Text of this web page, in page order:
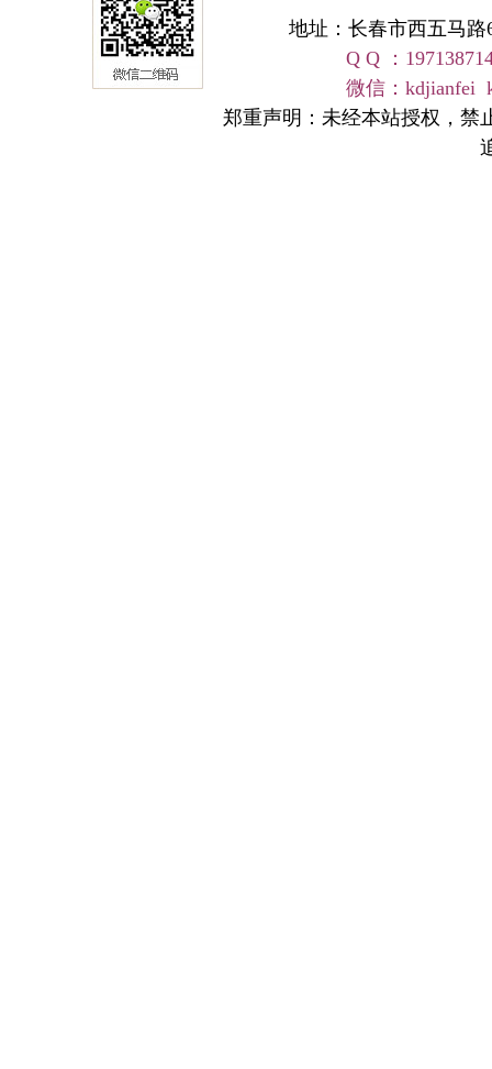
地址：长春市西五马路
Q Q ：
微信：kdjianfei
郑重声明：未经本站授权，禁